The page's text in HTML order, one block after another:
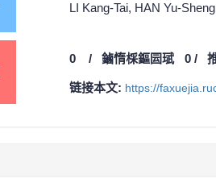
LI Kang-Tai, HAN Yu-
0 / 鏀惰棌鏂囩珷 0/
链接本文: https://